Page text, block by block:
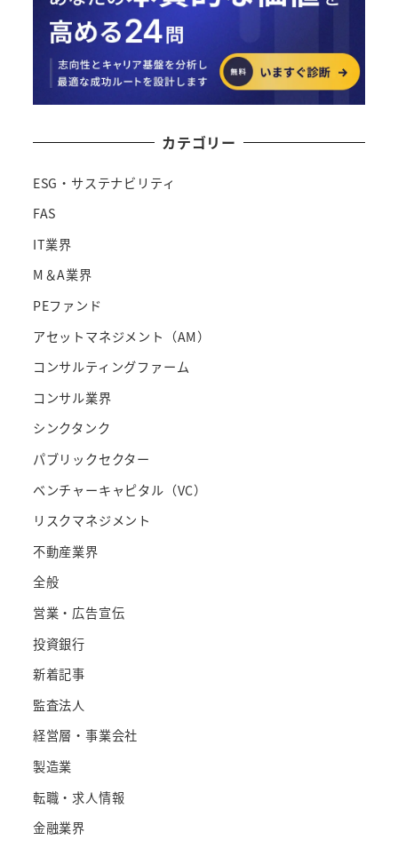
カテゴリー
ESG・サステナビリティ
FAS
IT業界
M＆A業界
PEファンド
アセットマネジメント（AM）
コンサルティングファーム
コンサル業界
シンクタンク
パブリックセクター
ベンチャーキャピタル（VC）
リスクマネジメント
不動産業界
全般
営業・広告宣伝
投資銀行
新着記事
監査法人
経営層・事業会社
製造業
転職・求人情報
金融業界